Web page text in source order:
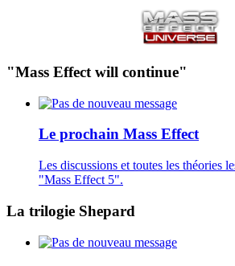
"Mass Effect will continue"
Le prochain Mass Effect
Les discussions et toutes les théories
"Mass Effect 5".
La trilogie Shepard